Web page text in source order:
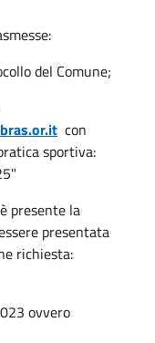
del Comune;
con
sportiva:
presente la
presentata
richiesta:
ovvero